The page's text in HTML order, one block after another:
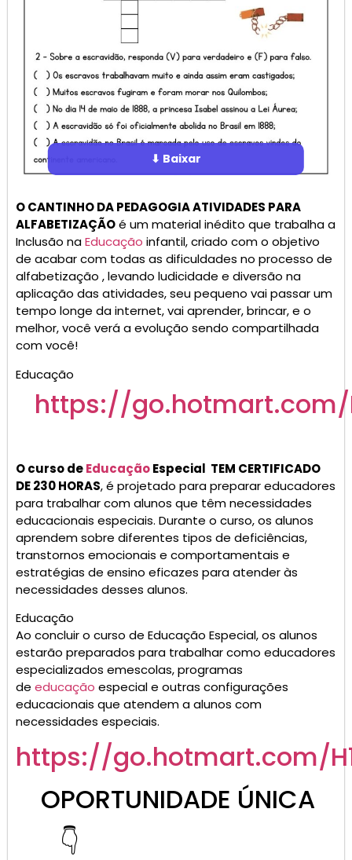
⬇ Baixar
O CANTINHO DA PEDAGOGIA ATIVIDADES PARA
ALFABETIZAÇÃOé um material inédito que trabalha a
Inclusão naEducação infantil, criado com o objetivo
de acabar com todas as dificuldades no processo de
alfabetização , levando ludicidade e diversão na
aplicação das atividades, seu pequeno vai passar um
tempo longe da internet, vai aprender, brincar, e o
melhor, você verá a evolução sendo compartilhada
com você!
Educação
https://go.hotmart.com/
O curso deEducaçãoEspecial TEM CERTIFICADO
DE 230 HORAS, é projetado para preparar educadores
para trabalhar com alunos que têm necessidades
educacionais especiais. Durante o curso, os alunos
aprendem sobre diferentes tipos de deficiências,
transtornos emocionais e comportamentais e
estratégias de ensino eficazes para atender às
necessidades desses alunos.
Educação
Ao concluir o curso de Educação Especial, os alunos
estarão preparados para trabalhar como educadores
especializados emescolas, programas
de educação especial e outras configurações
educacionais que atendem a alunos com
necessidades especiais.
https://go.hotmart.com/
OPORTUNIDADE ÚNICA
👇